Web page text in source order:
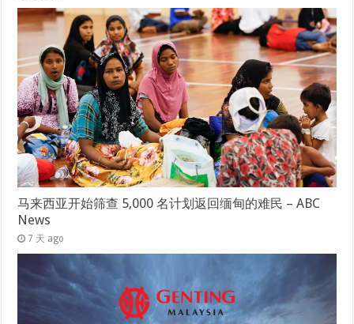
马来西亚开始筛查 5,000 名计划返回缅甸的难民 – ABC
News
7 天 ago